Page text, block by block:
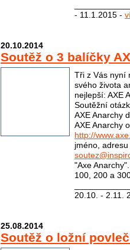
- 11.1.2015 -
20.10.2014
Soutěž o 3 balíčky
Tři z Vás nyní
svého života
nejlepší: AXE
Soutěžní
AXE Anarchy
AXE Anarchy
http://
jméno,
"Axe
100, 200 a
20.10. - 2.11.
25.08.2014
Soutěž o ložní